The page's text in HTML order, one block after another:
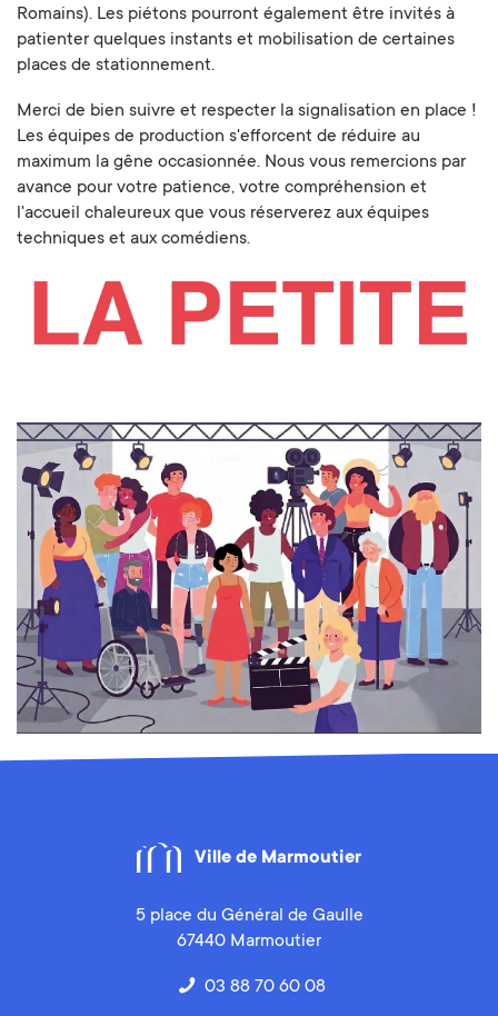
Romains). Les piétons pourront également être invités à
patienter quelques instants et mobilisation de certaines
places de stationnement.
Merci de bien suivre et respecter la signalisation en place !
Les équipes de production s'efforcent de réduire au
maximum la gêne occasionnée. Nous vous remercions par
avance pour votre patience, votre compréhension et
l'accueil chaleureux que vous réserverez aux équipes
techniques et aux comédiens.
Ville de Marmoutier
5 place du Général de Gaulle
67440 Marmoutier
03 88 70 60 08